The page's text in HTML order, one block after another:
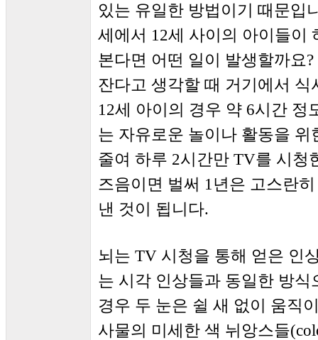
있는 유일한 방법이기 때문입
세에서 12세 사이의 아이들이
본다면 어떤 일이 발생할까요
잔다고 생각할 때 거기에서
12세 아이의 경우 약 6시간
는 자유로운 놀이나 활동을
줄여 하루 2시간만 TV를 시청
즈음이면 벌써 1년은 고스란
낸 것이 됩니다.
뇌는 TV 시청을 통해 얻은 인
는 시각 인상들과 동일한 방
경우 두 눈은 쉴 새 없이 움직
사물의 미세한 색 뉘앙스들